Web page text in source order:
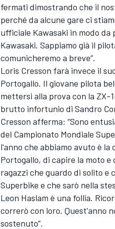
fermati dimostrando che il
perché da alcune gare ci
ufficiale Kawasaki in modo
Kawasaki. Sappiamo già il
comunicheremo a breve”.
Loris Cresson farà invece il
Portogallo. Il giovane pilota
mettersi alla prova con la ZX-
brutto infortunio di Sandro
Cresson afferma: “Sono
del Campionato Mondiale
l'anno che abbiamo avuto è la
Portogallo, di capire la moto
ragazzi che guardo di solito e
Superbike e che sarò nella
Leon Haslam è una follia.
correrò con loro. Quest'anno
sostenuto”.